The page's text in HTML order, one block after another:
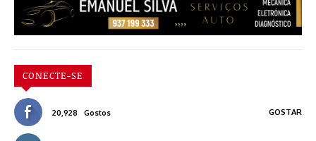
CONECTE-SE
20,928 Gostos GOSTAR